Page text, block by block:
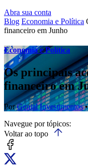
Abra sua conta
Blog Economia e Política
financeiro em Junho
Economia e Política
Os principais
financeiro em
PorGenial Investimentos
Navegue por tópicos:
Voltar ao topo